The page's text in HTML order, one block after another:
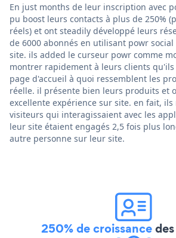
En just months de leur inscription avec
pu boost leurs contacts à plus de 250%
réels) et ont steadily développé leurs
de 6000 abonnés en utilisant powr
site. ils added le curseur powr comme
montrer rapidement à leurs clients
page d'accueil à quoi ressemblent les
réelle. il présente bien leurs produits et
excellente expérience sur site. en fait,
visiteurs qui interagissaient avec les
leur site étaient engagés 2,5 fois plus
autre personne sur leur site.
250% de croissance